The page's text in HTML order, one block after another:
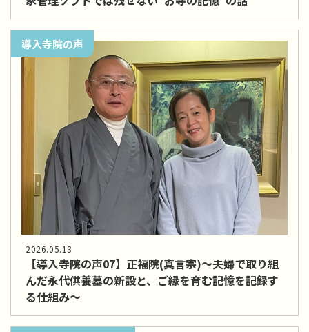
導入寺院の声
2026.05.13
【導入寺院の声07】正福院(真言宗)～夫婦で取り組
んだ永代供養墓の新設と、ご縁を育む記憶を記録す
る仕組み～